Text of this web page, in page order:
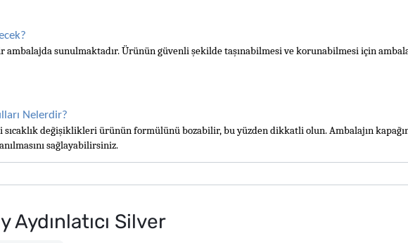
ambalajda sunulmaktadır. Ürünün güvenli şekilde taşınabilmesi ve korunabilmesi için
Nelerdir?
değişiklikleri ürünün formülünü bozabilir, bu yüzden dikkatli olun. Ambalajın
sağlayabilirsiniz.
Aydınlatıcı Silver